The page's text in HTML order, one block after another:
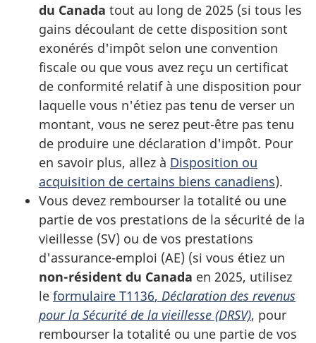
du Canada tout au long de 2025 (si tous les
gains découlant de cette disposition sont
exonérés d'impôt selon une convention
fiscale ou que vous avez reçu un certificat
de conformité relatif à une disposition pour
laquelle vous n'étiez pas tenu de verser un
montant, vous ne serez peut-être pas tenu
de produire une déclaration d'impôt. Pour
en savoir plus, allez à Disposition ou
acquisition de certains biens canadiens).
Vous devez rembourser la totalité ou une
partie de vos prestations de la sécurité de la
vieillesse (SV) ou de vos prestations
d'assurance-emploi (AE) (si vous étiez un
non-résident du Canada en 2025, utilisez
le formulaire T1136, Déclaration des revenus
pour la Sécurité de la vieillesse (DRSV), pour
rembourser la totalité ou une partie de vos